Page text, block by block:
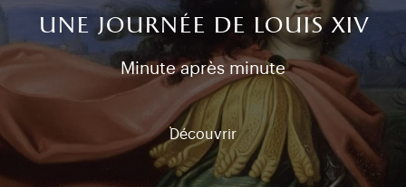
une journée de louis xiv
Minute après minute
Découvrir